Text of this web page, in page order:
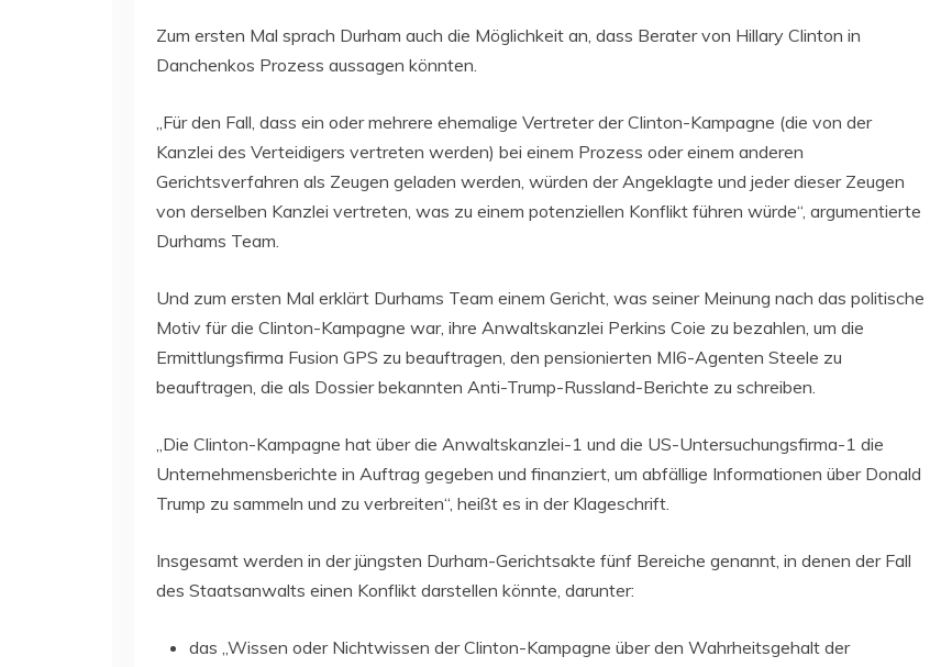
Zum ersten Mal sprach Durham auch die Möglichkeit an, dass Berater von Hillary Clinton in
Danchenkos Prozess aussagen könnten.
„Für den Fall, dass ein oder mehrere ehemalige Vertreter der Clinton-Kampagne (die von der
Kanzlei des Verteidigers vertreten werden) bei einem Prozess oder einem anderen
Gerichtsverfahren als Zeugen geladen werden, würden der Angeklagte und jeder dieser Zeugen
von derselben Kanzlei vertreten, was zu einem potenziellen Konflikt führen würde“, argumentierte
Durhams Team.
Und zum ersten Mal erklärt Durhams Team einem Gericht, was seiner Meinung nach das politische
Motiv für die Clinton-Kampagne war, ihre Anwaltskanzlei Perkins Coie zu bezahlen, um die
Ermittlungsfirma Fusion GPS zu beauftragen, den pensionierten MI6-Agenten Steele zu
beauftragen, die als Dossier bekannten Anti-Trump-Russland-Berichte zu schreiben.
„Die Clinton-Kampagne hat über die Anwaltskanzlei-1 und die US-Untersuchungsfirma-1 die
Unternehmensberichte in Auftrag gegeben und finanziert, um abfällige Informationen über Donald
Trump zu sammeln und zu verbreiten“, heißt es in der Klageschrift.
Insgesamt werden in der jüngsten Durham-Gerichtsakte fünf Bereiche genannt, in denen der Fall
des Staatsanwalts einen Konflikt darstellen könnte, darunter:
das „Wissen oder Nichtwissen der Clinton-Kampagne über den Wahrheitsgehalt der